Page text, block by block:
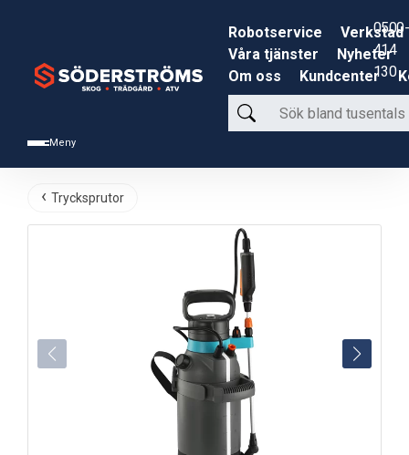
Meny
Robotservice
Verkstad
Våra tjänster
Nyheter
Om oss
Kundcenter
Sök
bland
produkter
0500-
414
130
Trycksprutor